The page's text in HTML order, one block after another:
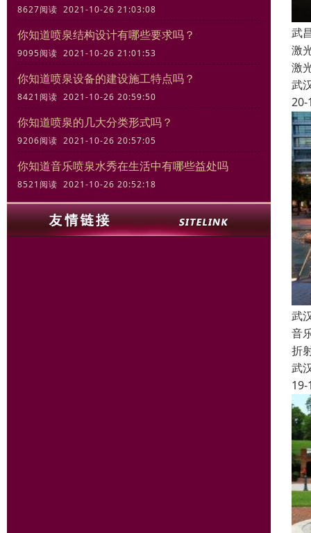
8627阅读 2021-10-26 21:03:08
你知道喷泉结构设计有哪些要求吗？
9095阅读 2021-10-26 21:01:53
你知道喷泉设备的建设施工特点吗？
8421阅读 2021-10-26 20:59:50
你知道喷泉的几大分类形式吗？
9206阅读 2021-10-26 20:57:05
你知道音乐喷泉水秀在生活中有哪些益处吗
8521阅读 2021-10-26 20:52:18
武
激
激
武
20-
武
音
折
武
19-